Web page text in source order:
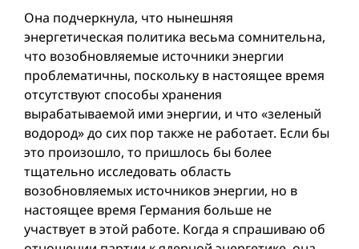
Она подчеркнула, что нынешняя
энергетическая политика весьма сомнительна,
что возобновляемые источники энергии
проблематичны, поскольку в настоящее время
отсутствуют способы хранения
вырабатываемой ими энергии, и что «зеленый
водород» до сих пор также не работает. Если бы
это произошло, то пришлось бы более
тщательно исследовать область
возобновляемых источников энергии, но в
настоящее время Германия больше не
участвует в этой работе. Когда я спрашиваю об